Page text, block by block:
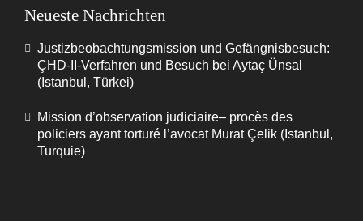
Neueste Nachrichten
Justizbeobachtungsmission und Gefängnisbesuch:
ÇHD-II-Verfahren und Besuch bei Aytaç Ünsal
(Istanbul, Türkei)
Mission d’observation judiciaire– procès des
policiers ayant torturé l’avocat Murat Çelik (Istanbul,
Turquie)